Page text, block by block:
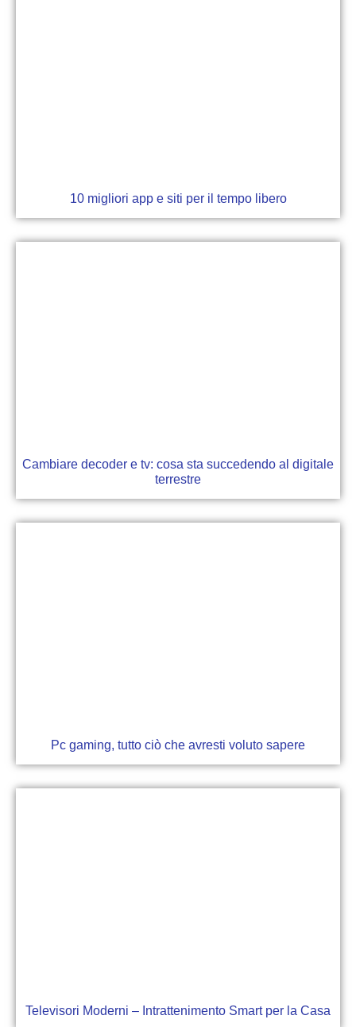
10 migliori app e siti per il tempo libero
Cambiare decoder e tv: cosa sta succedendo al digitale
terrestre
Pc gaming, tutto ciò che avresti voluto sapere
Televisori Moderni – Intrattenimento Smart per la Casa